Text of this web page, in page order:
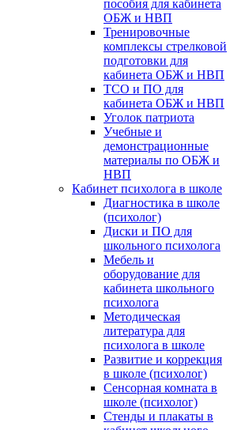
пособия для кабинета
ОБЖ и НВП
Тренировочные
комплексы стрелковой
подготовки для
кабинета ОБЖ и НВП
ТСО и ПО для
кабинета ОБЖ и НВП
Уголок патриота
Учебные и
демонстрационные
материалы по ОБЖ и
НВП
Кабинет психолога в школе
Диагностика в школе
(психолог)
Диски и ПО для
школьного психолога
Мебель и
оборудование для
кабинета школьного
психолога
Методическая
литература для
психолога в школе
Развитие и коррекция
в школе (психолог)
Сенсорная комната в
школе (психолог)
Стенды и плакаты в